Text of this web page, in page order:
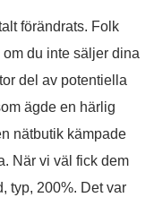
förändrats. Folk
du inte säljer dina
del av potentiella
ägde en härlig
nätbutik kämpade
När vi väl fick dem
typ, 200%. Det var